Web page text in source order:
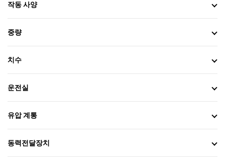
작동 사양
중량
치수
운전실
유압 계통
동력전달장치